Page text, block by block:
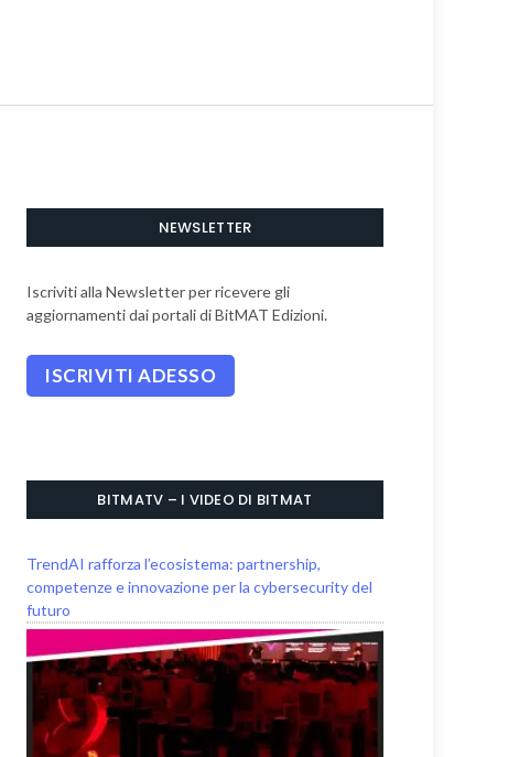
NEWSLETTER
Iscriviti alla Newsletter per ricevere gli
aggiornamenti dai portali di BitMAT Edizioni.
BITMATV – I VIDEO DI BITMAT
TrendAI rafforza l’ecosistema: partnership,
competenze e innovazione per la cybersecurity del
futuro